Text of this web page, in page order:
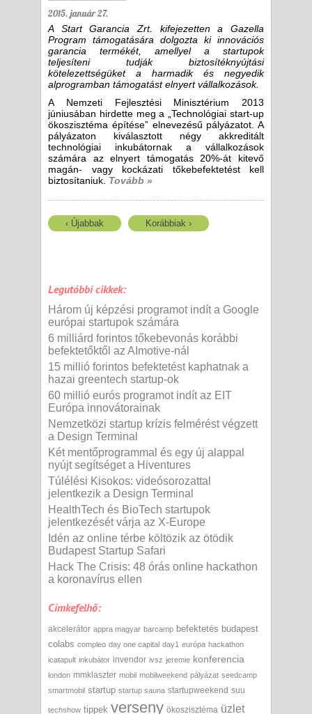
2015. január 27.
A Start Garancia Zrt. kifejezetten a Gazella
Program támogatására dolgozta ki innovációs
garancia termékét, amellyel a startupok
teljesíteni tudják biztosítéknyújtási
kötelezettségüket a harmadik és negyedik
alprogramban támogatást elnyert vállalkozások.
A Nemzeti Fejlesztési Minisztérium 2013
júniusában hirdette meg a „Technológiai start-up
ökoszisztéma építése” elnevezésű pályázatot. A
pályázaton kiválasztott négy akkreditált
technológiai inkubátornak a vállalkozások
számára az elnyert támogatás 20%-át kitevő
magán- vagy kockázati tőkebefektetést kell
biztosítaniuk. Tovább »
‹ Újabbak Korábbiak ›
Legutóbbi cikkek:
Három új képzési programot indít a Google
európai startupok számára
6 milliárd forintos tőkebevonás korábbi
befektetőktől az AImotive-nál
15 millió forintos befektetést kaphatnak a
hazai greentech startup-ok
60 millió eurós programot indít az EIT
Európa innovátorainak
Nemzetközi startup krízis felmérést végzett
a Design Terminal
Két mentőprogrammal és egy új alappal
nyújt segítséget a Hiventures
Túlélési Kisokos: videósorozattal
jelentkezik a Design Terminal
HealthTech és BioTech startupok
jelentkezését várja az X-Europe
Idén az online térbe költözik az ötödik
Budapest Startup Safari
Hack The Crisis: 48 órás online hackathon
a koronavírus ellen
Cimkefelhő:
akcelerátor appra magyar barcamp befektetés budapest
colabs compleo day one capital day1 európa hackathon
icatapult inkubátor invendor ivsz jeremie konferencia
london mmklaszter mobil mobilweekend pályázat seedcamp
smartmobil startup startup sauna startupweekend suu
techshow tippek verseny ökoszisztéma üzlet